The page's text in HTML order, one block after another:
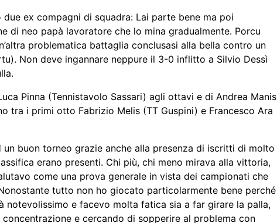
ex compagni di squadra: Lai parte bene ma poi
di neo papà lavoratore che lo mina gradualmente. Porcu
problematica battaglia conclusasi alla bella contro un
Non deve ingannare neppure il 3-0 inflitto a Silvio Dessì
Pinna (Tennistavolo Sassari) agli ottavi e di Andrea Manis
tra i primi otto Fabrizio Melis (TT Guspini) e Francesco Ara
un buon torneo grazie anche alla presenza di iscritti di molto
erano presenti. Chi più, chi meno mirava alla vittoria,
come una prova generale in vista dei campionati che
tutto non ho giocato particolarmente bene perché
notevolissimo e facevo molta fatica sia a far girare la palla,
e cercando di sopperire al problema con